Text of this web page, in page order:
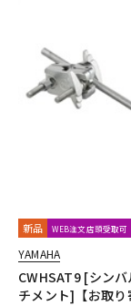
新品 WEB注文店頭受取可
YAMAHA
CWHSAT9 [シン
チメント]【お取り